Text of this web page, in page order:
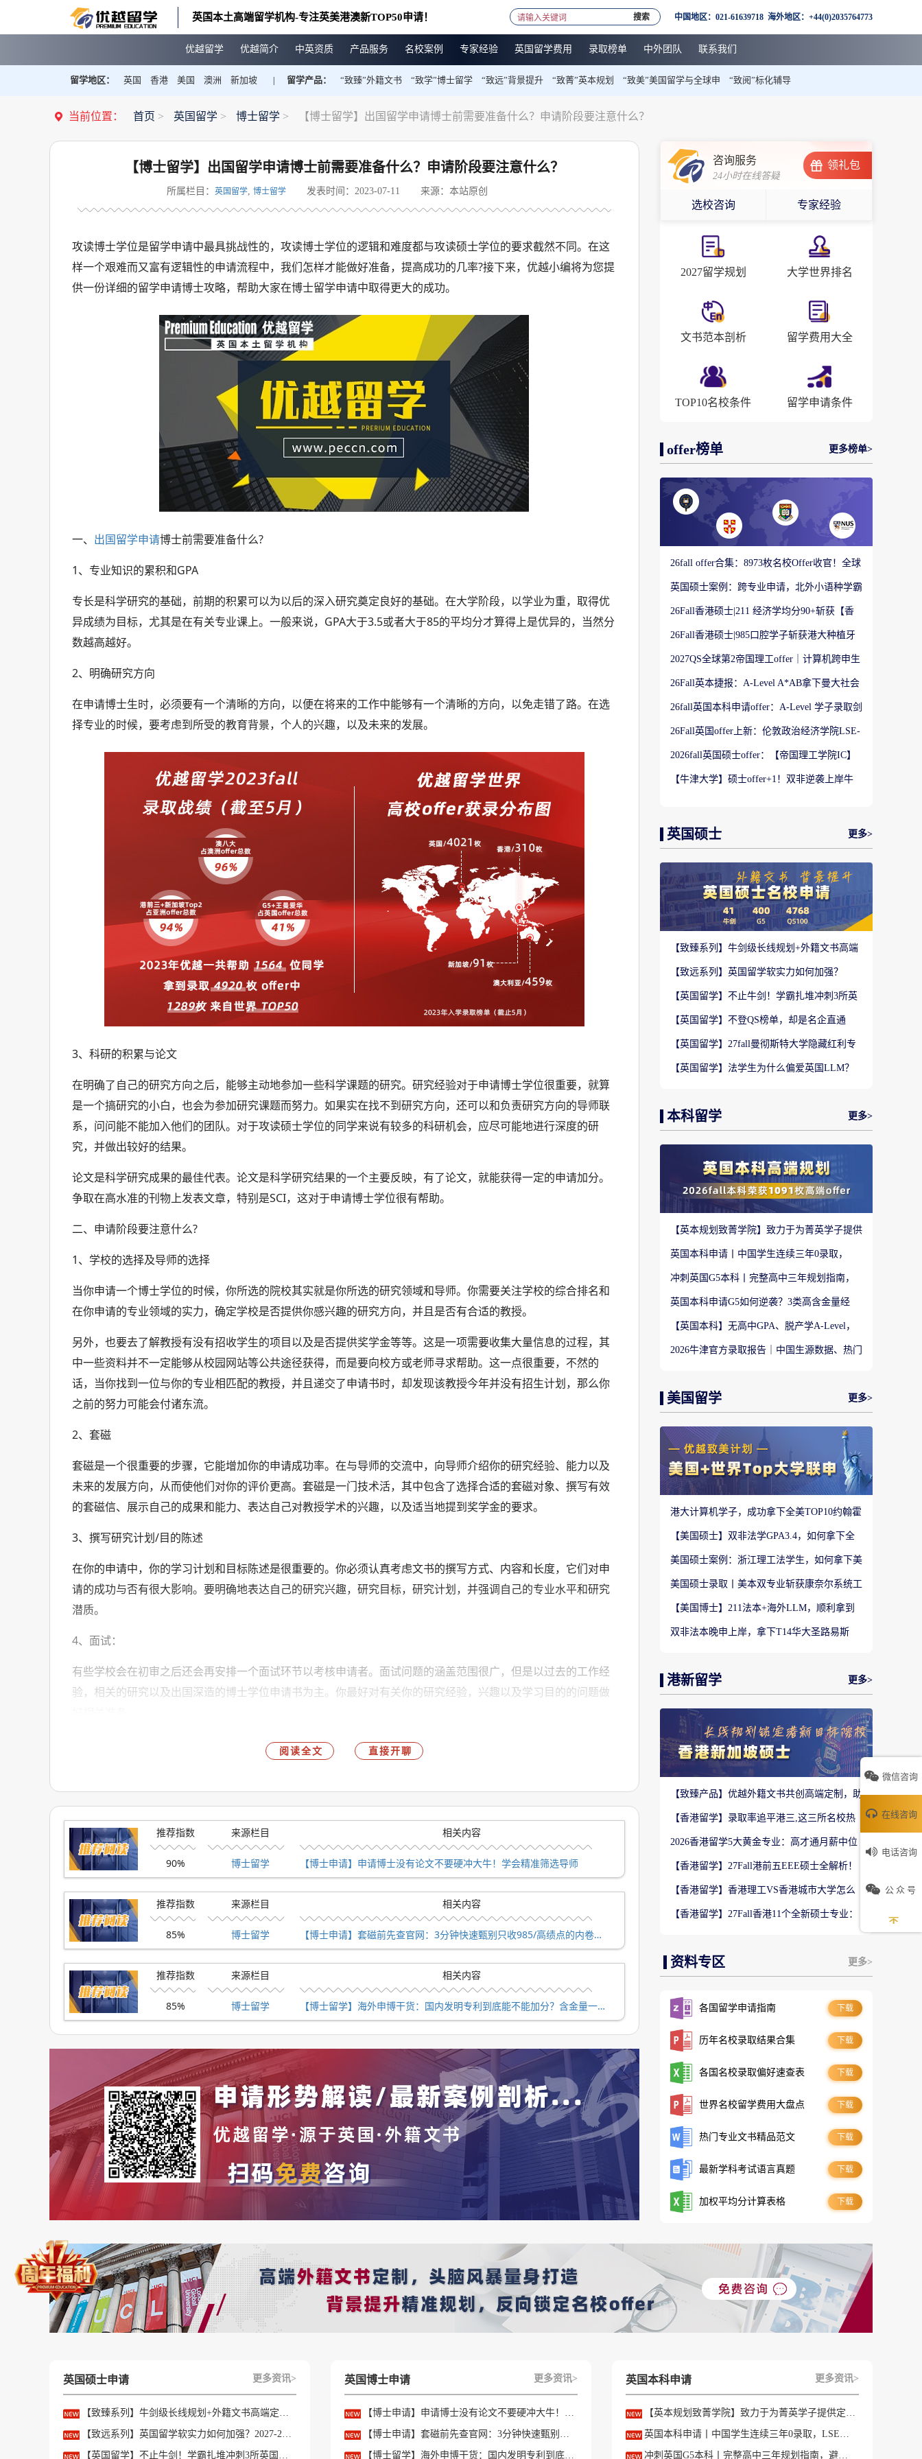
英国本土高端留学机构-专注英美港澳新TOP50申请！ 中国地区：021-61639718 海外地区：+44(0)2035764773
搜索
优越留学 优越简介 中英资质 产品服务 名校案例 专家经验 英国留学费用 录取榜单 中外团队 联系我们
留学地区： 英国 香港 美国 澳洲 新加坡 留学产品： “致臻”外籍文书 “致学”博士留学 “致远”背景提升 “致菁”英本规划 “致美”美国留学与全球申 “致阅”标化辅导
当前位置： 首页 > 英国留学 > 博士留学 > 【博士留学】出国留学申请博士前需要准备什么？申请阶段要注意什么？
【博士留学】出国留学申请博士前需要准备什么？申请阶段要注意什么？
所属栏目： 英国留学, 博士留学 发表时间：2023-07-11 来源：本站原创
攻读博士学位是留学申请中最具挑战性的，攻读博士学位的逻辑和难度都与攻读硕士学位的要求截然不同。在这
样一个艰难而又富有逻辑性的申请流程中，我们怎样才能做好准备，提高成功的几率?接下来，优越小编将为您提
供一份详细的留学申请博士攻略，帮助大家在博士留学申请中取得更大的成功。
一、 出国留学申请博士前需要准备什么?
1、专业知识的累积和GPA
专长是科学研究的基础，前期的积累可以为以后的深入研究奠定良好的基础。在大学阶段，以学业为重，取得优
异成绩为目标，尤其是在有关专业课上。一般来说，GPA大于3.5或者大于85的平均分才算得上是优异的，当然分
数越高越好。
2、明确研究方向
在申请博士生时，必须要有一个清晰的方向，以便在将来的工作中能够有一个清晰的方向，以免走错了路。在选
择专业的时候，要考虑到所受的教育背景，个人的兴趣，以及未来的发展。
3、科研的积累与论文
在明确了自己的研究方向之后，能够主动地参加一些科学课题的研究。研究经验对于申请博士学位很重要，就算
是一个搞研究的小白，也会为参加研究课题而努力。如果实在找不到研究方向，还可以和负责研究方向的导师联
系，问问能不能加入他们的团队。对于攻读硕士学位的同学来说有较多的科研机会，应尽可能地进行深度的研
究，并做出较好的结果。
论文是科学研究成果的最佳代表。论文是科学研究结果的一个主要反映，有了论文，就能获得一定的申请加分。
争取在高水准的刊物上发表文章，特别是SCI，这对于申请博士学位很有帮助。
二、申请阶段要注意什么?
1、学校的选择及导师的选择
当你申请一个博士学位的时候，你所选的院校其实就是你所选的研究领域和导师。你需要关注学校的综合排名和
在你申请的专业领域的实力，确定学校是否提供你感兴趣的研究方向，并且是否有合适的教授。
另外，也要去了解教授有没有招收学生的项目以及是否提供奖学金等等。这是一项需要收集大量信息的过程，其
中一些资料并不一定能够从校园网站等公共途径获得，而是要向校方或老师寻求帮助。这一点很重要，不然的
话，当你找到一位与你的专业相匹配的教授，并且递交了申请书时，却发现该教授今年并没有招生计划，那么你
之前的努力可能会付诸东流。
2、套磁
套磁是一个很重要的步骤，它能增加你的申请成功率。在与导师的交流中，向导师介绍你的研究经验、能力以及
未来的发展方向，从而使他们对你的评价更高。套磁是一门技术活，其中包含了选择合适的套磁对象、撰写有效
的套磁信、展示自己的成果和能力、表达自己对教授学术的兴趣，以及适当地提到奖学金的要求。
3、撰写研究计划/目的陈述
在你的申请中，你的学习计划和目标陈述是很重要的。你必须认真考虑文书的撰写方式、内容和长度，它们对申
请的成功与否有很大影响。要明确地表达自己的研究兴趣，研究目标，研究计划，并强调自己的专业水平和研究
潜质。
4、面试：
有些学校会在初审之后还会再安排一个面试环节以考核申请者。面试问题的涵盖范围很广，但是以过去的工作经
验，相关的研究以及出国深造的博士学位申请书为主。你最好对有关你的研究经验，兴趣以及学习目的的问题做
今天的内容到这里就结束了，详细申请规划及方案定制请预约优越留学顾问为你一对一解答。
优越留学是一家在英国注册的中介机构，通过英国工商局、英国外交部、伦敦使馆、英国移民局以及英国本科官
方招生中心(UCAS)的多重认证，得到了充分的认可和授权。该机构的英国工商局注册号为07092225，您可以直
接在英国工商部门的官方网站www.companieshouse.gov.uk进行查询确认。这些认证证明了优越留学在留学咨
询领域的专业性和可信度。
阅读全文 直接开聊
推荐指数
90%
来源栏目
博士留学
相关内容
【博士申请】申请博士没有论文不要硬冲大牛！学会精准筛选导师
推荐指数
85%
来源栏目
博士留学
相关内容
【博士申请】套磁前先查官网：3分钟快速甄别只收985/高绩点的内卷课题组
推荐指数
85%
来源栏目
博士留学
相关内容
【博士留学】海外申博干货：国内发明专利到底能不能加分？含金量一文讲透
咨询服务
24小时在线答疑
选校咨询 专家经验
领礼包
2027留学规划 大学世界排名
文书范本剖析 留学费用大全
TOP10名校条件 留学申请条件
offer榜单 更多榜单>
26fall offer合集：8973枚名校Offer收官！全球
英国硕士案例：跨专业申请，北外小语种学霸
26Fall香港硕士|211 经济学均分90+斩获【香
26Fall香港硕士|985口腔学子斩获港大种植牙
2027QS全球第2帝国理工offer｜计算机跨申生
26Fall英本捷报：A-Level A*AB拿下曼大社会
26fall英国本科申请offer：A-Level 学子录取剑
26Fall英国offer上新：伦敦政治经济学院LSE-
2026fall英国硕士offer：【帝国理工学院IC】
【牛津大学】硕士offer+1！双非逆袭上岸牛
英国硕士 更多>
【致臻系列】牛剑级长线规划+外籍文书高端
【致远系列】英国留学软实力如何加强？
【英国留学】不止牛剑！学霸扎堆冲刺3所英
【英国留学】不登QS榜单，却是名企直通
【英国留学】27fall曼彻斯特大学隐藏红利专
【英国留学】法学生为什么偏爱英国LLM？
本科留学 更多>
【英本规划致菁学院】致力于为菁英学子提供
英国本科申请丨中国学生连续三年0录取，
冲刺英国G5本科丨完整高中三年规划指南，
英国本科申请G5如何逆袭？3类高含金量经
【英国本科】无高中GPA、脱产学A-Level，
2026牛津官方录取报告｜中国生源数据、热门
美国留学 更多>
港大计算机学子，成功拿下全美TOP10约翰霍
【美国硕士】双非法学GPA3.4，如何拿下全
美国硕士案例：浙江理工法学生，如何拿下美
美国硕士录取丨美本双专业斩获康奈尔系统工
【美国博士】211法本+海外LLM，顺利拿到
双非法本晚申上岸，拿下T14华大圣路易斯
港新留学 更多>
【致臻产品】优越外籍文书共创高端定制，助
【香港留学】录取率追平港三,这三所名校热
2026香港留学5大黄金专业：高才通月薪中位
【香港留学】27Fall港前五EEE硕士全解析！
【香港留学】香港理工VS香港城市大学怎么
【香港留学】27Fall香港11个全新硕士专业：
资料专区 更多>
各国留学申请指南 下载
历年名校录取结果合集 下载
各国名校录取偏好速查表 下载
世界名校留学费用大盘点 下载
热门专业文书精品范文 下载
最新学科考试语言真题 下载
加权平均分计算表格 下载
英国硕士申请 更多资讯>
【致臻系列】牛剑级长线规划+外籍文书高端定制，助力冲刺名校硕士offer！
【致远系列】英国留学软实力如何加强？2027-28fall精准定制背景提升！
【英国留学】不止牛剑！学霸扎堆冲刺3所英国顶尖院校，申请难度不输牛津剑桥
英国博士申请 更多资讯>
【博士申请】申请博士没有论文不要硬冲大牛！学会精准筛选导师
【博士申请】套磁前先查官网：3分钟快速甄别只收985/高绩点的内卷课题组
【博士留学】海外申博干货：国内发明专利到底能不能加分？含金量一文讲透
英国本科申请 更多资讯>
【英本规划致菁学院】致力于为菁英学子提供定制式升学规划服务！
英国本科申请丨中国学生连续三年0录取，LSE这些专业为什么难申？
冲刺英国G5本科丨完整高中三年规划指南，避开 90% 申请者踩过的坑
微信咨询
在线咨询
电话咨询
公 众 号